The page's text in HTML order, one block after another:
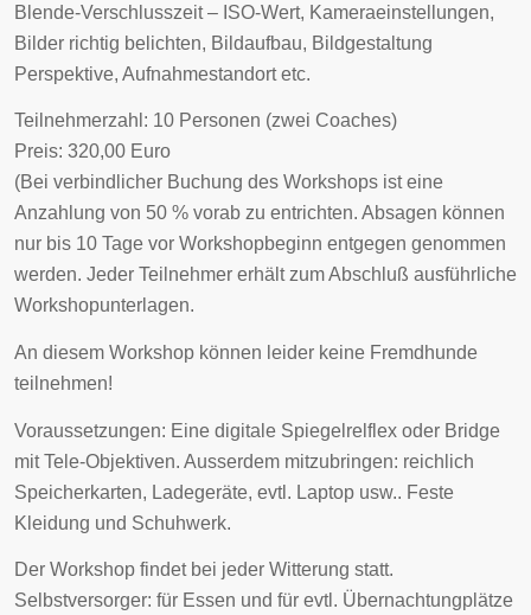
Blende-Verschlusszeit – ISO-Wert, Kameraeinstellungen,
Bilder richtig belichten, Bildaufbau, Bildgestaltung
Perspektive, Aufnahmestandort etc.
Teilnehmerzahl: 10 Personen (zwei Coaches)
Preis: 320,00 Euro
(Bei verbindlicher Buchung des Workshops ist eine
Anzahlung von 50 % vorab zu entrichten. Absagen können
nur bis 10 Tage vor Workshopbeginn entgegen genommen
werden. Jeder Teilnehmer erhält zum Abschluß ausführliche
Workshopunterlagen.
An diesem Workshop können leider keine Fremdhunde
teilnehmen!
Voraussetzungen: Eine digitale Spiegelrelflex oder Bridge
mit Tele-Objektiven. Ausserdem mitzubringen: reichlich
Speicherkarten, Ladegeräte, evtl. Laptop usw.. Feste
Kleidung und Schuhwerk.
Der Workshop findet bei jeder Witterung statt.
Selbstversorger: für Essen und für evtl. Übernachtungplätze